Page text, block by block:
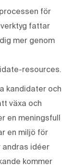
för
fattar
mer genom
resources.
kandidater och
växa och
en meningsfull
en miljö för
andras idéer
kommer